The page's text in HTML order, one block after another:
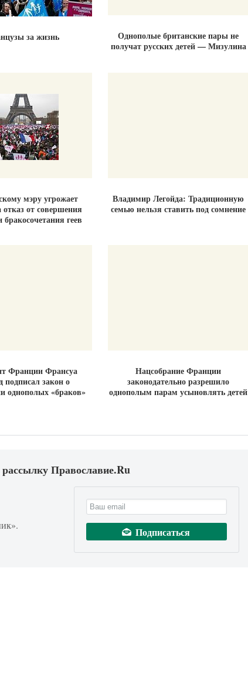
за жизнь
Однополые британские пары не
получат русских детей — Мизулина
мэру угрожает
от совершения
геев
Владимир Легойда: Традиционную
семью нельзя ставить под сомнение
Франции Франсуа
подписал закон о
однополых «браков»
Нацсобрание Франции
законодательно разрешило
однополым парам усыновлять детей
Православие.Ru